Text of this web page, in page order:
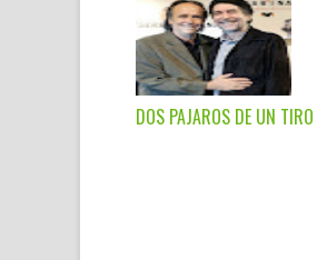
DOS PAJAROS DE UN TIRO